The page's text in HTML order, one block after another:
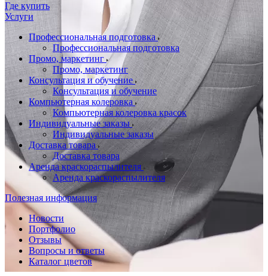
Где купить
Услуги
Профессиональная подготовка
Профессиональная подготовка
Промо, маркетинг
Промо, маркетинг
Консультация и обучение
Консультация и обучение
Компьютерная колеровка
Компьютерная колеровка красок
Индивидуальные заказы
Индивидуальные заказы
Доставка товара
Доставка товара
Аренда краскораспылителя
Аренда краскораспылителя
Полезная информация
Новости
Портфолио
Отзывы
Вопросы и ответы
Каталог цветов